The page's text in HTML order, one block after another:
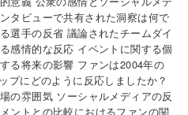
タビューで共有された洞察は何で
選手の反省 議論されたチームダイ
感情的な反応 イベントに関する個
る将来の影響 ファンは2004年の
プにどのように反応しましたか？
の雰囲気 ソーシャルメディアの反
ントとの比較におけるファンの関